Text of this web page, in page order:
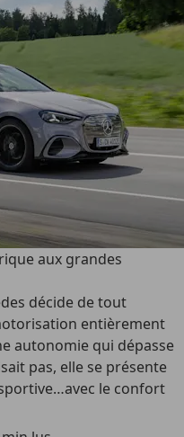
aux grandes
décide de tout
entièrement
autonomie qui dépasse
pas, elle se présente
le confort